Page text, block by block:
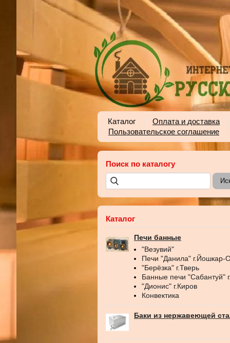
Каталог
Оплата и доставка
Пользовательское соглашение
Поиск по каталогу
Каталог
Печи банные
"Везувий"
Печи "Данила" г.Йошкар-
"Берёзка" г.Тверь
Банные печи "Сабантуй"
"Дионис" г.Киров
Конвектика
Баки из нержавеющей